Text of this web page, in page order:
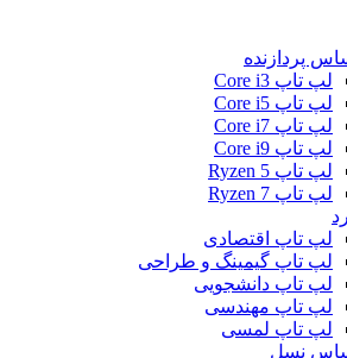
پردازنده
لپ تاپ Core i3
لپ تاپ Core i5
لپ تاپ Core i7
لپ تاپ Core i9
لپ تاپ Ryzen 5
لپ تاپ Ryzen 7
لپ تاپ اقتصادی
لپ تاپ گیمینگ و طراحی
لپ تاپ دانشجویی
لپ تاپ مهندسی
لپ تاپ لمسی
نسل